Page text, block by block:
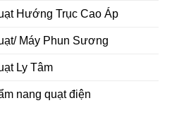
Hướng Trục Cao Áp
Máy Phun Sương
Ly Tâm
nang quạt điện